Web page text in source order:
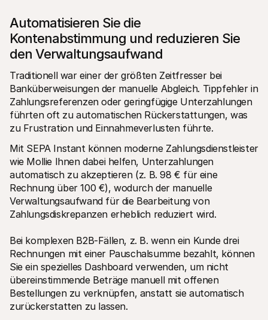
Automatisieren Sie die
Kontenabstimmung und reduzieren Sie
den Verwaltungsaufwand
Traditionell war einer der größten Zeitfresser bei
Banküberweisungen der manuelle Abgleich. Tippfehler in
Zahlungsreferenzen oder geringfügige Unterzahlungen
führten oft zu automatischen Rückerstattungen, was
zu Frustration und Einnahmeverlusten führte.
Mit SEPA Instant können moderne Zahlungsdienstleister
wie Mollie Ihnen dabei helfen, Unterzahlungen
automatisch zu akzeptieren (z. B. 98 € für eine
Rechnung über 100 €), wodurch der manuelle
Verwaltungsaufwand für die Bearbeitung von
Zahlungsdiskrepanzen erheblich reduziert wird.
Bei komplexen B2B-Fällen, z. B. wenn ein Kunde drei
Rechnungen mit einer Pauschalsumme bezahlt, können
Sie ein spezielles Dashboard verwenden, um nicht
übereinstimmende Beträge manuell mit offenen
Bestellungen zu verknüpfen, anstatt sie automatisch
zurückerstatten zu lassen.